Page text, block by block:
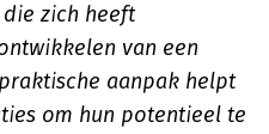
zich heeft
van een
aanpak helpt
om hun potentieel te